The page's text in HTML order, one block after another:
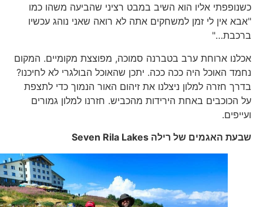
כשנופפתי אליו הוא השיב במבט רציני שהביעה משהו כמו
"אבא אין לי זמן למשחקים אתה לא רואה שאני נוהג עכשיו
ברכבת…"
אכלנו ארוחת ערב בטברנה סמוכה, מפוצצת מקומיים. המקום
נחמד האוכל היה ככה ככה. יתכן שהאוכל הבולגרי לא לחיכנו?
בדרך חזרה למלון ניצלנו את זיהום האור הנמוך כדי לתצפת
על הכוכבים באחת הירידות מהכביש. חזרנו למלון גמורים
ועייפים.
שבעת האגמים של רילהSeven Rila Lakes